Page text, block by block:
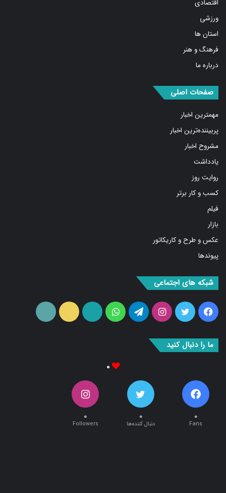
ورزشی
استان ها
فرهنگ و هنر
درباره ما
مهمترین اخبار
پربیننده‌ترین اخبار
مشروح اخبار
یادداشت
روایت روز
کسب و کار برتر
فیلم
بازار
عکس و طرح و کاریکاتور
پیوندها
فیس
بوک
توییتراینستاگرامتلگرامواتس
آپ
آپارات ایتا